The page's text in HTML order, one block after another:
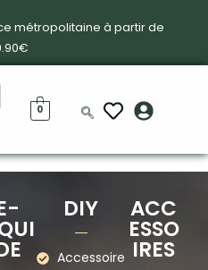
métropolitaine à partir de
0
DIY
Accessoire
ACC
ESSO
IRES